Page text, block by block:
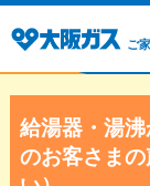
ご
給湯器・湯
のお客さま